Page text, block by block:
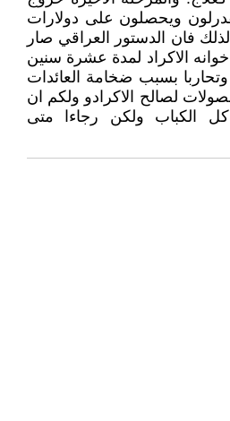
ويحصلون على دولارات
فان الدستور العراقي صار
الاكراد لمدة عشرة سنين
بسبب ضخامة العائدات
لصالح الاكرادو ولكم ان
الكباب ولكن رجاءا متى